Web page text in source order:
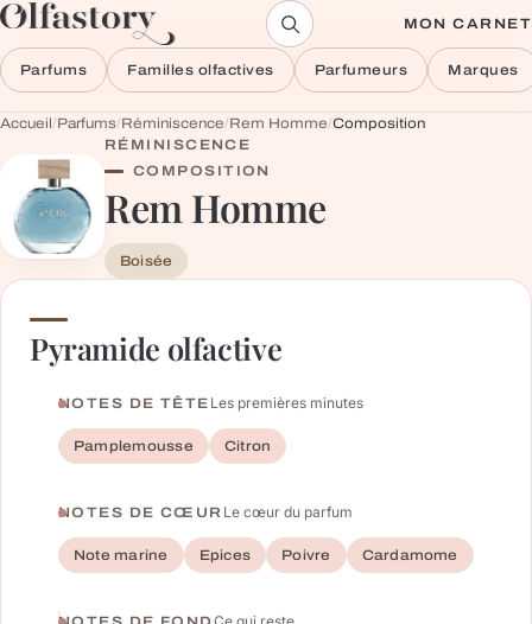
Aller au contenu MON CARNET
Parfums Familles olfactives Parfumeurs Marques
Accueil/Parfums/Réminiscence/Rem Homme/Composition
RÉMINISCENCE
COMPOSITION
Rem Homme
Boisée
Pyramide olfactive
NOTES DE TÊTE Les premières minutes
Pamplemousse Citron
NOTES DE CŒUR Le cœur du parfum
Note marine Epices Poivre Cardamome